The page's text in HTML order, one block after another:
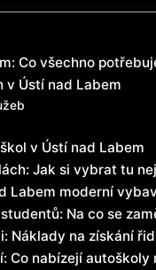
Co všechno
v Ústí nad Labem
v Ústí nad Labem
Jak si vybrat tu
Labem moderní
Na co se
Náklady na získání
Co nabízejí autoškoly